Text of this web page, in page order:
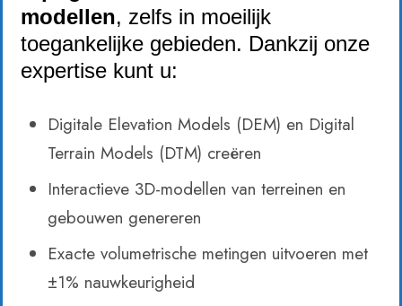
modellen, zelfs in moeilijk
toegankelijke gebieden. Dankzij onze
expertise kunt u:
Digitale Elevation Models (DEM) en Digital
Terrain Models (DTM) creëren
Interactieve 3D-modellen van terreinen en
gebouwen genereren
Exacte volumetrische metingen uitvoeren met
±1% nauwkeurigheid